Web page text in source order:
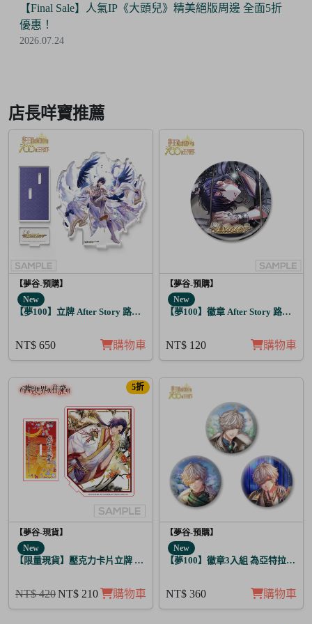
【Final Sale】人氣IP《大頭兒》精美絕版周邊 全面5折
優惠！
2026.07.24
6
店長咩寶推薦
【夢谷-預購】
New
【夢100】立牌 After Story 路希安 日覺
NT$ 650 購物車
【夢谷-預購】
New
【夢100】徽章 After Story 路希安
NT$ 120 購物車
5折
【夢谷-現貨】
New
【限量現貨】壓克力卡片立牌 傳遞心意的新春 坂本龍馬
NT$ 420NT$ 210 購物車
【夢谷-預購】
New
【夢100】徽章3入組 為亞特拉斯的
NT$ 360 購物車